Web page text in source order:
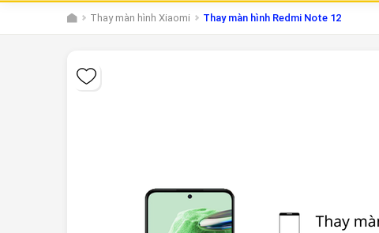
Thay màn hình Xiaomi Thay màn hình Redmi Note 12